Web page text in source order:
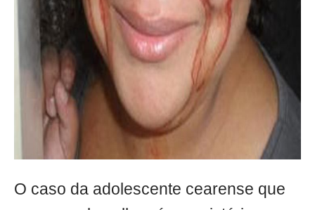
O caso da adolescente cearense que